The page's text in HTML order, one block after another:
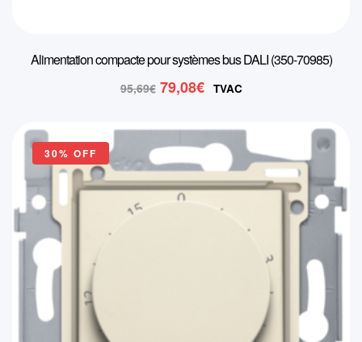
Alimentation compacte pour systèmes bus DALI (350-70985)
95,69€ Le
initial
était :
95,69€.
79,08€ Le
actuel
est :
79,08€.
TVAC
30% OFF